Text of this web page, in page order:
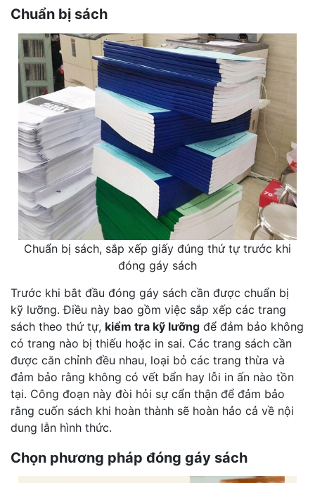
Chuẩn bị sách
Chuẩn bị sách, sắp xếp giấy đúng thứ tự trước khi
đóng gáy sách
Trước khi bắt đầu đóng gáy sách cần được chuẩn bị
kỹ lưỡng. Điều này bao gồm việc sắp xếp các trang
sách theo thứ tự, kiểm tra kỹ lưỡng để đảm bảo không
có trang nào bị thiếu hoặc in sai. Các trang sách cần
được căn chỉnh đều nhau, loại bỏ các trang thừa và
đảm bảo rằng không có vết bẩn hay lỗi in ấn nào tồn
tại. Công đoạn này đòi hỏi sự cẩn thận để đảm bảo
rằng cuốn sách khi hoàn thành sẽ hoàn hảo cả về nội
dung lẫn hình thức.
Chọn phương pháp đóng gáy sách